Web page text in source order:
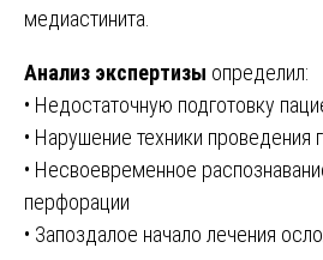
медиастинита.
Анализ экспертизы определил:
• Недостаточную подготовку
• Нарушение техники проведения
• Несвоевременное
перфорации
• Запоздалое начало лечения